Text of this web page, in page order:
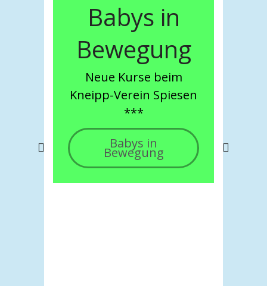
Babys in
Bewegung
Neue Kurse beim
Kneipp-Verein Spiesen
***
Babys in
Bewegung